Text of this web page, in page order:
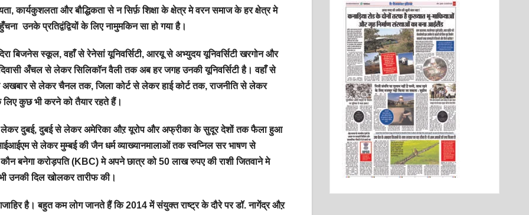
कार्यकुशलता और बौद्धिकता से न सिर्फ़ शिक्षा के क्षेत्र मे वरन समाज के हर क्षेत्र मे
उनके प्रतिद्वंद्वियों के लिए नामुमकिन सा हो गया है।
बिजनेस स्कूल, वहाँ से रेनेसां यूनिवर्सिटी, आरयू से अभ्युदय यूनिवर्सिटी खरगोन और
अँचल से लेकर सिलिकॉन वैली तक अब हर जगह उनकी यूनिवर्सिटी है। वहाँ से
से लेकर चैनल तक, जिला कोर्ट से लेकर हाई कोर्ट तक, राजनीति से लेकर
कुछ भी करने को तैयार रहते हैं।
लेकर दुबई, दुबई से लेकर अमेरिका औऱ यूरोप और अफ्रीका के सुदूर देशों तक फैला हुआ
से लेकर मुम्बई की जैन धर्म व्याख्यानमालाओं तक स्वप्निल सर भाषण से
कौन बनेगा करोड़पति (KBC) मे अपने छात्र को 50 लाख रुपए की राशी जितवाने मे
उनकी दिल खोलकर तारीफ की।
है। बहुत कम लोग जानते हैं कि 2014 में संयुक्त राष्ट्र के दौरे पर डॉ. नागेंद्र औऱ